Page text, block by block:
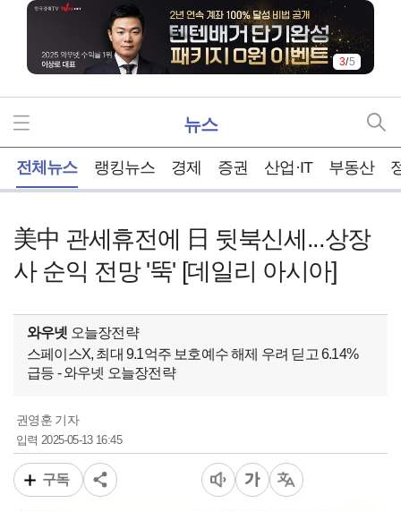
3/5
뉴스
전체뉴스 랭킹뉴스 경제 증권 산업·IT 부동산
美中 관세휴전에 日 뒷북신세...상장
사 순익 전망 '뚝' [데일리 아시아]
와우넷 오늘장전략
스페이스X, 최대 9.1억주 보호예수 해제 우려 딛고 6.14%
급등 - 와우넷 오늘장전략
권영훈 기자
입력2025-05-13 16:45
구독